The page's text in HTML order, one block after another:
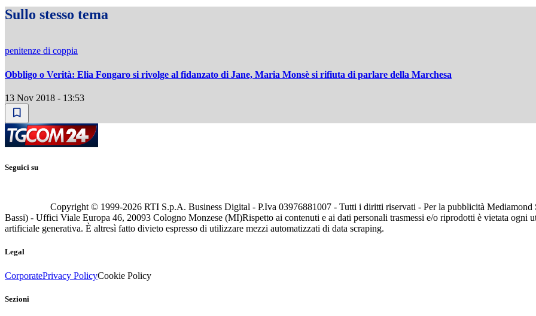
Sullo stesso tema
penitenze di coppia
Obbligo o Verità: Elia Fongaro si rivolge al fidanzato di Jane, Maria Monsè si rifiuta di parlare della Marchesa
13 Nov 2018 - 13:53
Seguici su
Copyright © 1999-2026 RTI S.p.A. Business Digital - P.Iva 03976881007 - Tutti i diritti riservati - Per la pubblicità
Bassi) - Uffici Viale Europa 46, 20093 Cologno Monzese (MI)Rispetto ai contenuti e ai dati personali trasmessi e/o riprodotti è vietata ogni
artificiale generativa. È altresì fatto divieto espresso di utilizzare mezzi automatizzati di data scraping.
Legal
CorporatePrivacy PolicyCookie Policy
Sezioni